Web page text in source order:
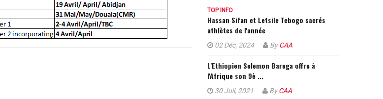
TOP INFO
Hassan Sifan et Letsile Tebogo sacrés
athlètes de l'année
02 Déc, 2024 ByCAA
L'Ethiopien Selemon Barega offre à
l'Afrique son 9è ...
30 Juil, 2021 ByCAA